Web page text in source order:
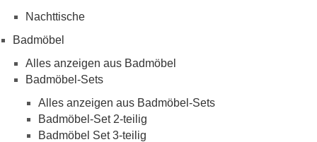
Nachttische
Badmöbel
Alles anzeigen aus Badmöbel
Badmöbel-Sets
Alles anzeigen aus Badmöbel-Sets
Badmöbel-Set 2-teilig
Badmöbel Set 3-teilig